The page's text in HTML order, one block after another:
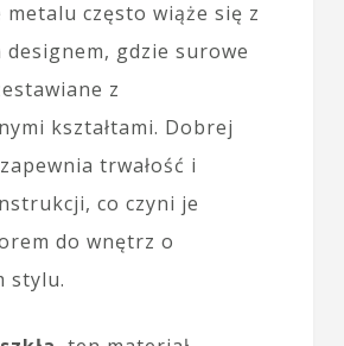
często wiąże się z
designem, gdzie surowe
z
kształtami. Dobrej
trwałość i
co czyni je
do wnętrz o
stylu.